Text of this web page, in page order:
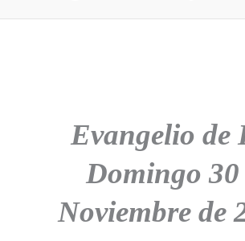
Evangelio de
Domingo 30
Noviembre de